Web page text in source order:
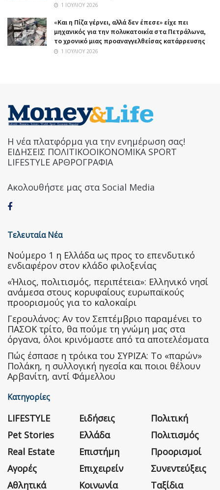
1 ΙΟΥΛΊΟΥ 2026
«Και η Πίζα γέρνει, αλλά δεν έπεσε» είχε πει
μηχανικός για την πολυκατοικία στα Πετράλωνα,
το χρονικό μιας προαναγγελθείσας κατάρρευσης
1 ΙΟΥΛΊΟΥ 2026
Η νέα πλατφόρμα για την ενημέρωση σας!
ΕΙΔΗΣΕΙΣ ΠΟΛΙΤΙΚΟΟΙΚΟΝΟΜΙΚΑ SPORT
LIFESTYLE ΑΡΘΡΟΓΡΑΦΙΑ
Ακολουθήστε μας στα Social Media
Τελευταία Νέα
Nούμερο 1 η Ελλάδα ως προς το επενδυτικό
ενδιαφέρον στον κλάδο φιλοξενίας
«Ήλιος, πολιτισμός, περιπέτεια»: Ελληνικό νησί
ανάμεσα στους κορυφαίους ευρωπαϊκούς
προορισμούς για το καλοκαίρι
Γερουλάνος: Αν τον Σεπτέμβριο παραμένει το
ΠΑΣΟΚ τρίτο, θα πούμε τη γνώμη μας στα
όργανα, όλοι κρινόμαστε από τα αποτελέσματα
Πώς έσπασε η τρόικα του ΣΥΡΙΖΑ: Το «παρών»
Πολάκη, η συλλογική ηγεσία και ποιοι θέλουν
Αρβανίτη, αντί Φάμελλου
Κατηγορίες
LIFESTYLE
Pet Stories
Real Estate
Αγορές
Αθλητικά
Ειδήσεις
Ελλάδα
Επιστήμη
Επιχειρείν
Κοινωνία
Πολιτική
Πολιτισμός
Προορισμοί
Συνεντεύξεις
Ταξίδια